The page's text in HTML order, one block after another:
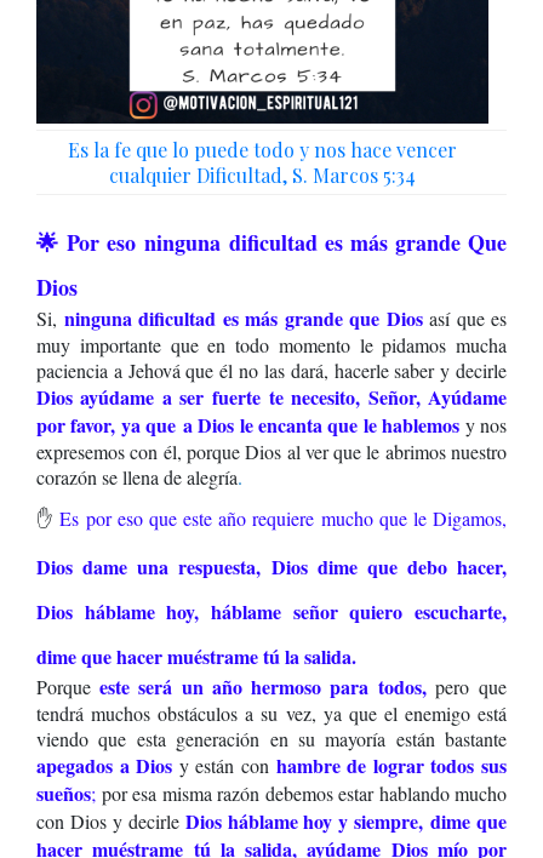
Es la fe que lo puede todo y nos hace vencer
cualquier Dificultad, S. Marcos 5:34
🌟 Por eso ninguna dificultad es más grande Que
Dios
Si, ninguna dificultad es más grande que Dios así que es
muy importante que en todo momento le pidamos mucha
paciencia a Jehová que él no las dará, hacerle saber y decirle
Dios ayúdame a ser fuerte te necesito, Señor, Ayúdame
por favor, ya que a Dios le encanta que le hablemos y nos
expresemos con él, porque Dios al ver que le abrimos nuestro
corazón se llena de alegría.
✋Es por eso que este año requiere mucho que le Digamos,
Dios dame una respuesta, Dios dime que debo hacer,
Dios háblame hoy, háblame señor quiero escucharte,
dime que hacer muéstrame tú la salida.
Porqueeste será un año hermoso para todos, pero que
tendrá muchos obstáculos a su vez, ya que el enemigo está
viendo que esta generación en su mayoría están bastante
apegados a Dios y están con hambre de lograr todos sus
sueños; por esa misma razón debemos estar hablando mucho
con Dios y decirle Dios háblame hoy y siempre, dime que
hacer muéstrame tú la salida, ayúdame Dios mío por